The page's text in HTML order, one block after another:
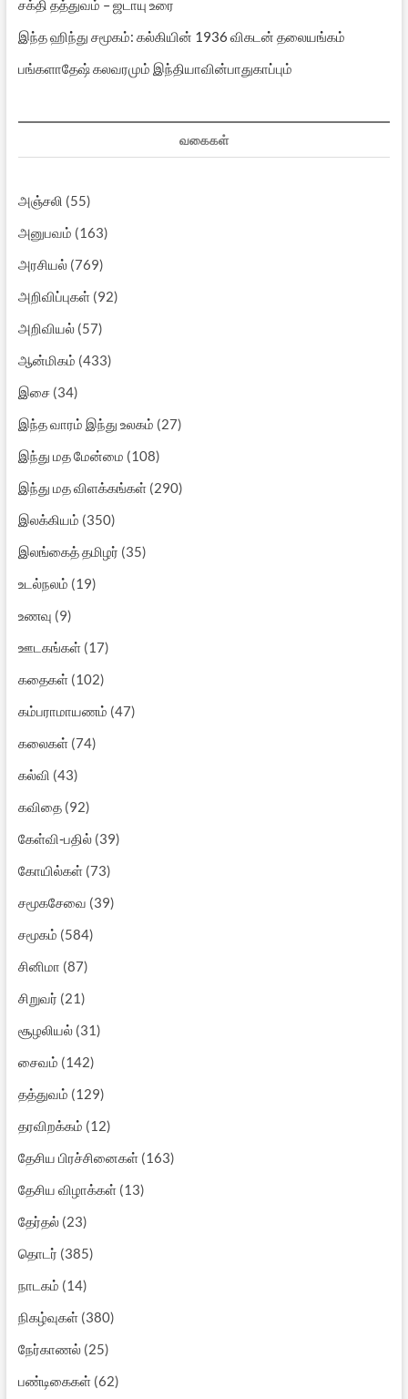
சக்தி தத்துவம் – ஜடாயு உரை
இந்த ஹிந்து சமூகம்: கல்கியின் 1936 விகடன் தலையங்கம்
பங்களாதேஷ் கலவரமும் இந்தியாவின்பாதுகாப்பும்
வகைகள்
அஞ்சலி (55)
அனுபவம் (163)
அரசியல்(769)
அறிவிப்புகள்(92)
அறிவியல்(57)
ஆன்மிகம் (433)
இசை(34)
இந்த வாரம் இந்து உலகம் (27)
இந்து மத மேன்மை (108)
இந்து மத விளக்கங்கள்(290)
இலக்கியம் (350)
இலங்கைத் தமிழர் (35)
உடல்நலம் (19)
உணவு (9)
ஊடகங்கள்(17)
கதைகள்(102)
கம்பராமாயணம் (47)
கலைகள்(74)
கல்வி (43)
கவிதை(92)
கேள்வி-பதில்(39)
கோயில்கள்(73)
சமூகசேவை (39)
சமூகம் (584)
சினிமா (87)
சிறுவர் (21)
சூழலியல்(31)
சைவம் (142)
தத்துவம் (129)
தரவிறக்கம் (12)
தேசிய பிரச்சினைகள்(163)
தேசிய விழாக்கள்(13)
தேர்தல்(23)
தொடர் (385)
நாடகம் (14)
நிகழ்வுகள்(380)
நேர்காணல்(25)
பண்டிகைகள்(62)